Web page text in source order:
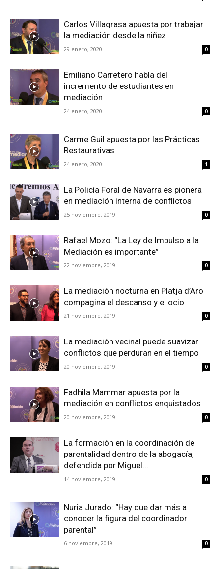
Carlos Villagrasa apuesta por trabajar
la mediación desde la niñez
29 enero, 2020 0
Emiliano Carretero habla del
incremento de estudiantes en
mediación
24 enero, 2020 0
Carme Guil apuesta por las Prácticas
Restaurativas
24 enero, 2020 1
La Policía Foral de Navarra es pionera
en mediación interna de conflictos
25 noviembre, 2019 0
Rafael Mozo: “La Ley de Impulso a la
Mediación es importante”
22 noviembre, 2019 0
La mediación nocturna en Platja d’Aro
compagina el descanso y el ocio
21 noviembre, 2019 0
La mediación vecinal puede suavizar
conflictos que perduran en el tiempo
20 noviembre, 2019 0
Fadhila Mammar apuesta por la
mediación en conflictos enquistados
20 noviembre, 2019 0
La formación en la coordinación de
parentalidad dentro de la abogacía,
defendida por Miguel...
14 noviembre, 2019 0
Nuria Jurado: “Hay que dar más a
conocer la figura del coordinador
parental”
6 noviembre, 2019 0